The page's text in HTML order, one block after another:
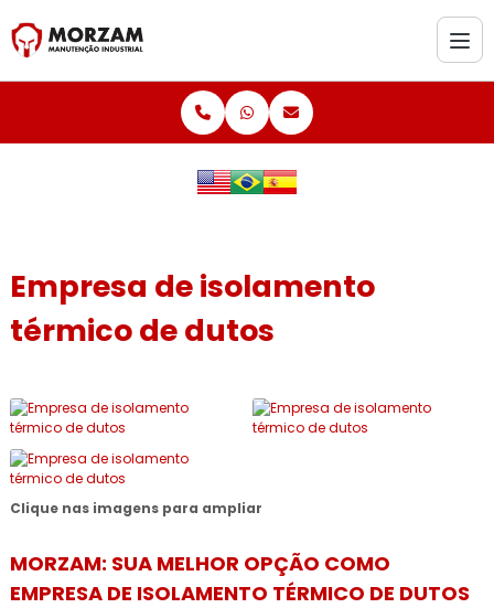
Empresa de isolamento
térmico de dutos
Clique nas imagens para ampliar
MORZAM: SUA MELHOR OPÇÃO COMO
EMPRESA DE ISOLAMENTO TÉRMICO DE DUTOS